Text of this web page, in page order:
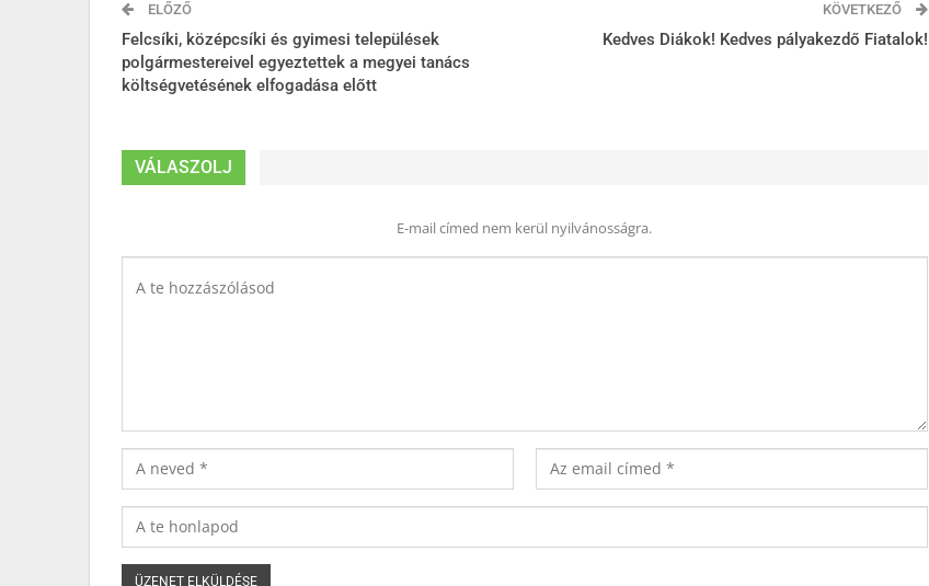
ELŐZŐ
Felcsíki, középcsíki és gyimesi települések
polgármestereivel egyeztettek a megyei tanács
költségvetésének elfogadása előtt
KÖVETKEZŐ
Kedves Diákok! Kedves pályakezdő Fiatalok!
VÁLASZOLJ
E-mail címed nem kerül nyilvánosságra.